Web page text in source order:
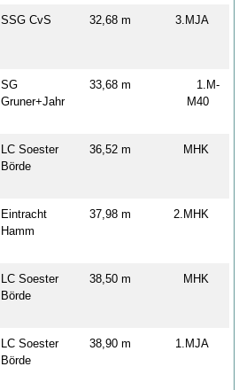
SSG CvS 32,68 m 3.MJA
SG
Gruner+Jahr
33,68 m
1.M-
M40
LC Soester
Börde
36,52 m MHK
Eintracht
Hamm
37,98 m 2.MHK
LC Soester
Börde
38,50 m MHK
LC Soester
Börde
38,90 m 1.MJA